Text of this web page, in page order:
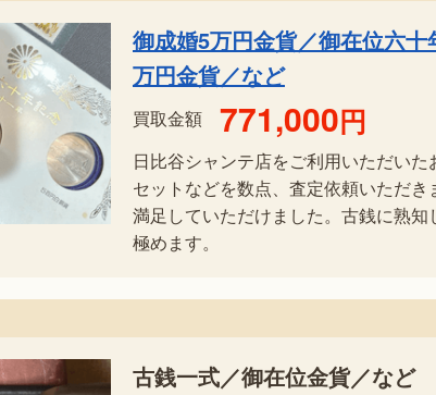
御成婚5万円金貨／御在位六
万円金貨／など
買取金額 771,000円
日比谷シャンテ店をご利用いただい
セットなどを数点、査定依頼いただ
満足していただけました。古銭に熟
極めます。
古銭一式／御在位金貨／など